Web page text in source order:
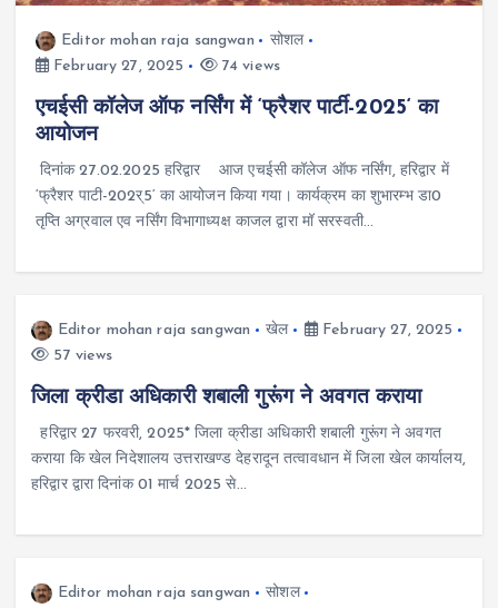
Editor mohan raja sangwan
सोशल
February 27, 2025
74 views
एचईसी कॉलेज ऑफ नर्सिंग में ‘फ्रैशर पार्टी-2025‘ का
आयोजन
दिनांक 27.02.2025 हरिद्वार आज एचईसी कॉलेज ऑफ नर्सिंग, हरिद्वार में
‘फ्रैशर पाटी-202र्5‘ का आयोजन किया गया। कार्यक्रम का शुभारम्भ डा0
तृप्ति अग्रवाल एव नर्सिंग विभागाध्यक्ष काजल द्वारा मॉ सरस्वती…
Editor mohan raja sangwan खेल
February 27, 2025
57 views
जिला क्रीडा अधिकारी शबाली गुरूंग ने अवगत कराया
हरिद्वार 27 फरवरी, 2025* जिला क्रीडा अधिकारी शबाली गुरूंग ने अवगत
कराया कि खेल निदेशालय उत्तराखण्ड देहरादून तत्वावधान में जिला खेल कार्यालय,
हरिद्वार द्वारा दिनांक 01 मार्च 2025 से…
Editor mohan raja sangwan
सोशल